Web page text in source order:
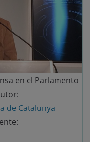
en el Parlamento
de Catalunya